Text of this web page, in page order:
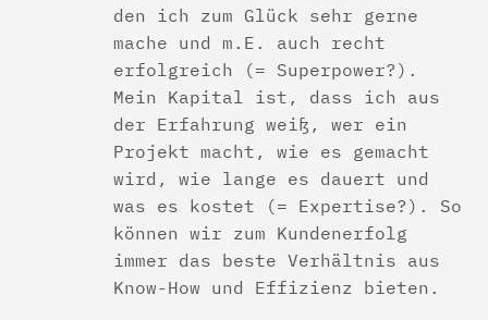
den ich zum Glück sehr gerne
mache und m.E. auch recht
erfolgreich (= Superpower?).
Mein Kapital ist, dass ich aus
der Erfahrung weiß, wer ein
Projekt macht, wie es gemacht
wird, wie lange es dauert und
was es kostet (= Expertise?). So
können wir zum Kundenerfolg
immer das beste Verhältnis aus
Know-How und Effizienz bieten.